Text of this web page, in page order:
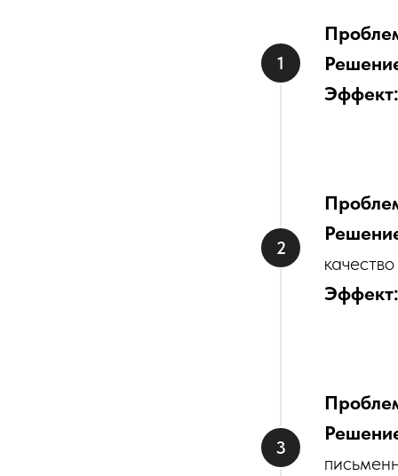
Эффект:
Эффект: